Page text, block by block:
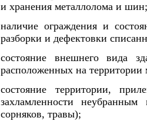
и хранения металлолома и шин;
наличие ограждения и
разборки и дефектовки
состояние внешнего вида
расположенных на
состояние территории,
захламленности
сорняков, травы);